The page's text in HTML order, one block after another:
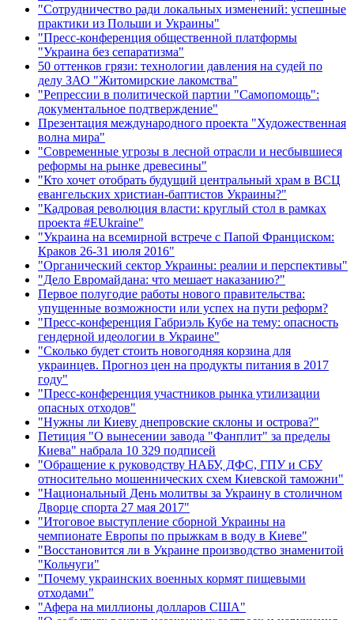
"Сотрудничество ради локальных изменений: успешные
практики из Польши и Украины"
"Пресс-конференция общественной платформы
"Украина без сепаратизма"
50 оттенков грязи: технологии давления на судей по
делу ЗАО "Житомирские лакомства"
"Репрессии в политической партии "Самопомощь":
документальное подтверждение"
Презентация международного проекта "Художественная
волна мира"
"Современные угрозы в лесной отрасли и несбывшиеся
реформы на рынке древесины"
"Кто хочет отобрать будущий центральный храм в ВСЦ
евангельских христиан-баптистов Украины?"
"Кадровая революция власти: круглый стол в рамках
проекта #EUkraine"
"Украина на всемирной встрече с Папой Франциском:
Краков 26-31 июля 2016"
"Органический сектор Украины: реалии и перспективы"
"Дело Евромайдана: что мешает наказанию?"
Первое полугодие работы нового правительства:
упущенные возможности или успех на пути реформ?
"Пресс-конференция Габриэль Кубе на тему: опасность
гендерной идеологии в Украине"
"Сколько будет стоить новогодняя корзина для
украинцев. Прогноз цен на продукты питания в 2017
году"
"Пресс-конференция участников рынка утилизации
опасных отходов"
"Нужны ли Киеву днепровские склоны и острова?"
Петиция "О вынесении завода "Фанплит" за пределы
Киева" набрала 10 329 подписей
"Обращение к руководству НАБУ, ДФС, ГПУ и СБУ
относительно мошеннических схем Киевской таможни"
"Национальный День молитвы за Украину в столичном
Дворце спорта 27 мая 2017"
"Итоговое выступление сборной Украины на
чемпионате Европы по прыжкам в воду в Киеве"
"Восстановится ли в Украине производство знаменитой
"Кольчуги"
"Почему украинских военных кормят пищевыми
отходами"
"Афера на миллионы долларов США"